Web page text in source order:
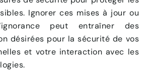
Ignorer ces mises à jour ou
peut entraîner des
désirées pour la sécurité de vos
et votre interaction avec les